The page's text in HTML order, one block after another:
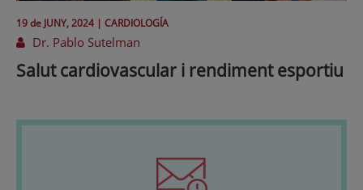
19 de JUNY, 2024 | CARDIOLOGÍA
Dr. Pablo Sutelman
Salut cardiovascular i rendiment esportiu